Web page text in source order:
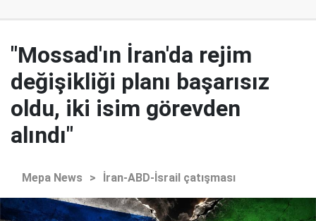
"Mossad'ın İran'da rejim
değişikliği planı başarısız
oldu, iki isim görevden
alındı"
Mepa News > İran-ABD-İsrail çatışması